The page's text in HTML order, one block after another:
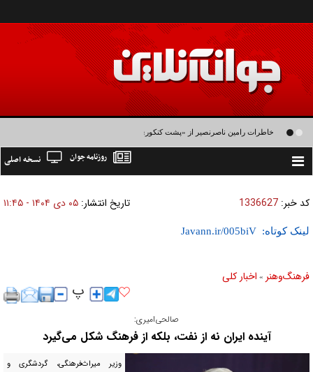
خاطرات رامین ناصرنصیر از «پشت‌ کنکوری‌ها» و رضا داوودنژاد: رضا کودک درون فعالی
Toggle
نسخه اصلی روزنامه جوان
کد خبر: 1336627 تاریخ انتشار: ۰۵ دی ۱۴۰۴ - ۱۱:۴۵
لینک کوتاه:
فرهنگ‌و‌هنر » اخبار كلی
صالحی‌امیری:
آینده ایران نه از نفت، بلکه از فرهنگ شکل می‌گیرد
وزیر میراث‌فرهنگی، گردشگری و